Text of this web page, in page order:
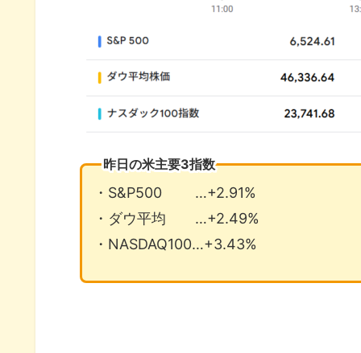
昨日の米主要3指数
・S&P500 …+2.91%
・ダウ平均 …+2.49%
・NASDAQ100…+3.43%